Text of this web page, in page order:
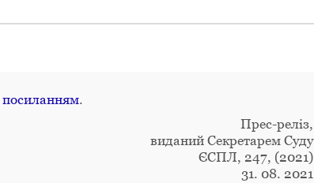
посиланням.
Прес-реліз,
виданий Секретарем Суду
ЄСПЛ, 247, (2021)
31. 08. 2021